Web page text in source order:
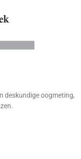
deskundige oogmeting,